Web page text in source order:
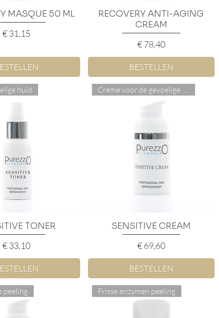
overzicht
MASQUE 50 ML
Prijs
€ 31,15
Snel overzicht
RECOVERY ANTI-AGING
CREAM
Prijs
€ 78,40
BESTELLEN
overzicht
huid
TONER
Prijs
€ 33,10
Snel overzicht
SENSITIVE CREAM
Prijs
€ 69,60
BESTELLEN
peeling Frisse enzymen peeling